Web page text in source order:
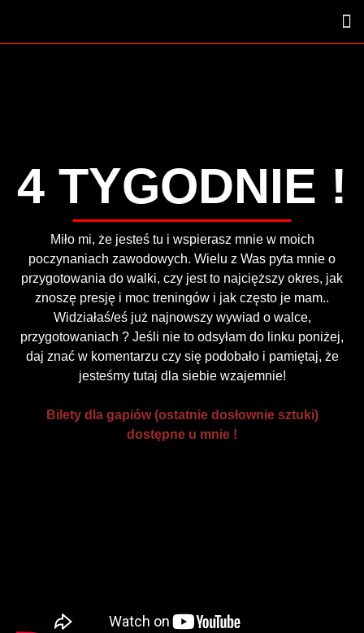
4 TYGODNIE !
Miło mi, że jesteś tu i wspierasz mnie w moich
poczynaniach zawodowych. Wielu z Was pyta mnie o
przygotowania do walki, czy jest to najcięższy okres, jak
znoszę presję i moc treningów i jak często je mam..
Widziałaś/eś już najnowszy wywiad o walce,
przygotowaniach ? Jeśli nie to odsyłam do linku poniżej,
daj znać w komentarzu czy się podobało i pamiętaj, że
jesteśmy tutaj dla siebie wzajemnie!
Bilety dla gapiów (ostatnie dosłownie sztuki)
dostępne u mnie !